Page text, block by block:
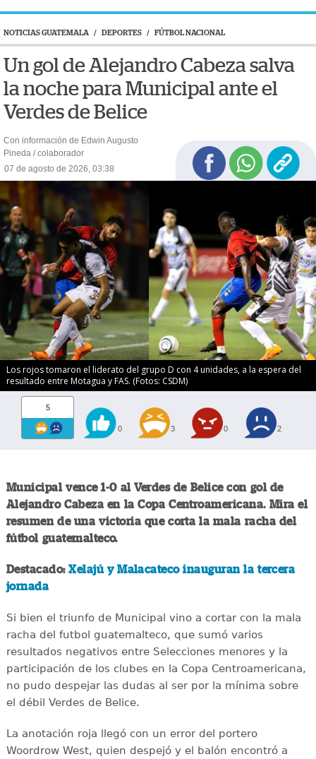
NOTICIAS GUATEMALA / DEPORTES / FÚTBOL NACIONAL
Un gol de Alejandro Cabeza salva
la noche para Municipal ante el
Verdes de Belice
Con información de Edwin Augusto
Pineda / colaborador
07 de agosto de 2026, 03:38
Los rojos tomaron el liderato del grupo D con 4 unidades, a la espera del
resultado entre Motagua y FAS. (Fotos: CSDM)
5
0 3 0 2
Municipal vence 1-0 al Verdes de Belice con gol de
Alejandro Cabeza en la Copa Centroamericana. Mira el
resumen de una victoria que corta la mala racha del
fútbol guatemalteco.
Destacado:Xelajú y Malacateco inauguran la tercera
jornada
Si bien el triunfo de Municipal vino a cortar con la mala
racha del futbol guatemalteco, que sumó varios
resultados negativos entre Selecciones menores y la
participación de los clubes en la Copa Centroamericana,
no pudo despejar las dudas al ser por la mínima sobre
el débil Verdes de Belice.
La anotación roja llegó con un error del portero
Woordrow West, quien despejó y el balón encontró a